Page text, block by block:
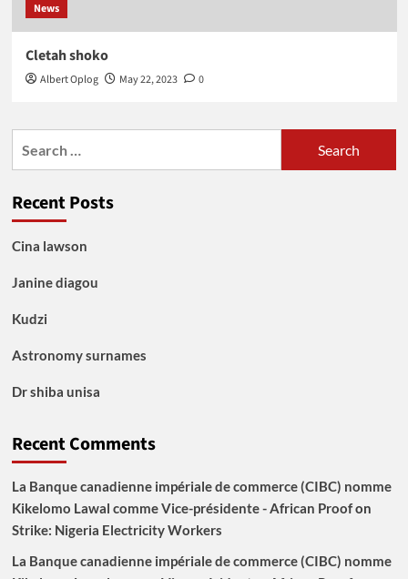
News
Cletah shoko
Albert Oplog May 22, 2023 0
Recent Posts
Cina lawson
Janine diagou
Kudzi
Astronomy surnames
Dr shiba unisa
Recent Comments
La Banque canadienne impériale de commerce (CIBC) nomme
Kikelomo Lawal comme Vice-présidente - African Proofon
Strike: Nigeria Electricity Workers
La Banque canadienne impériale de commerce (CIBC) nomme